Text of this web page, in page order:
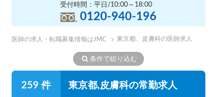
受付時間：平日/10:00～18:00
0120-940-196
医師の求人・転職募集情報はJMC 東京都、皮膚科の医師求人
条件で絞り込む
259 件 東京都,皮膚科の常勤求人